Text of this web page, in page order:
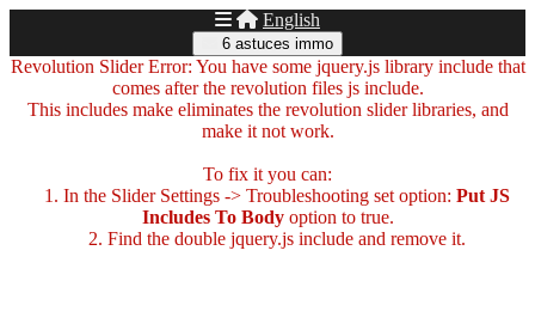
English
6 astuces immo
Revolution Slider Error: You have some jquery.js library include that
comes after the revolution files js include.
This includes make eliminates the revolution slider libraries, and
make it not work.
To fix it you can:
1. In the Slider Settings -> Troubleshooting set option: Put JS
Includes To Bodyoption to true.
2. Find the double jquery.js include and remove it.